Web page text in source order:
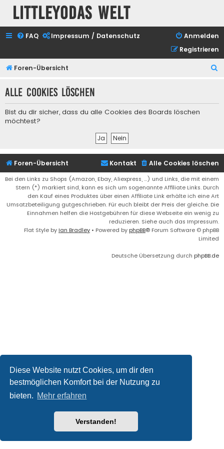
Diese Website nutzt Cookies, um dir den
bestmöglichen Komfort bei der Nutzung zu
bieten. Mehr erfahren
Verstanden!
Littleyodas Welt
FAQ Impressum / Datenschutz
Anmelden
Registrieren
Foren-Übersicht
h
Alle Cookies löschen
Bist du dir sicher, dass du alle Cookies des Boards löschen
möchtest?
Foren-Übersicht Alle Cookies löschen
Kontakt
Bei den Links zu Shops (Amazon, Ebay, Aliexpress, ...) und Links, die mit einem
Stern (*) markiert sind, kann es sich um sogenannte Affiliate Links. Durch
den Kauf eines Produktes über einen Affiliate Link erhälte ich eine Art
Umsatzbeteiligung gutgeschrieben. Für euch bleibt der Preis der gleiche. Die
Einnahmen helfen die Hostgebühren für diese Webseite ein wenig zu
reduzieren. Siehe auch das Impressum.
Flat Style by Ian Bradley • Powered by phpBB® Forum Software © phpBB
Limited
Deutsche Übersetzung durch phpBB.de